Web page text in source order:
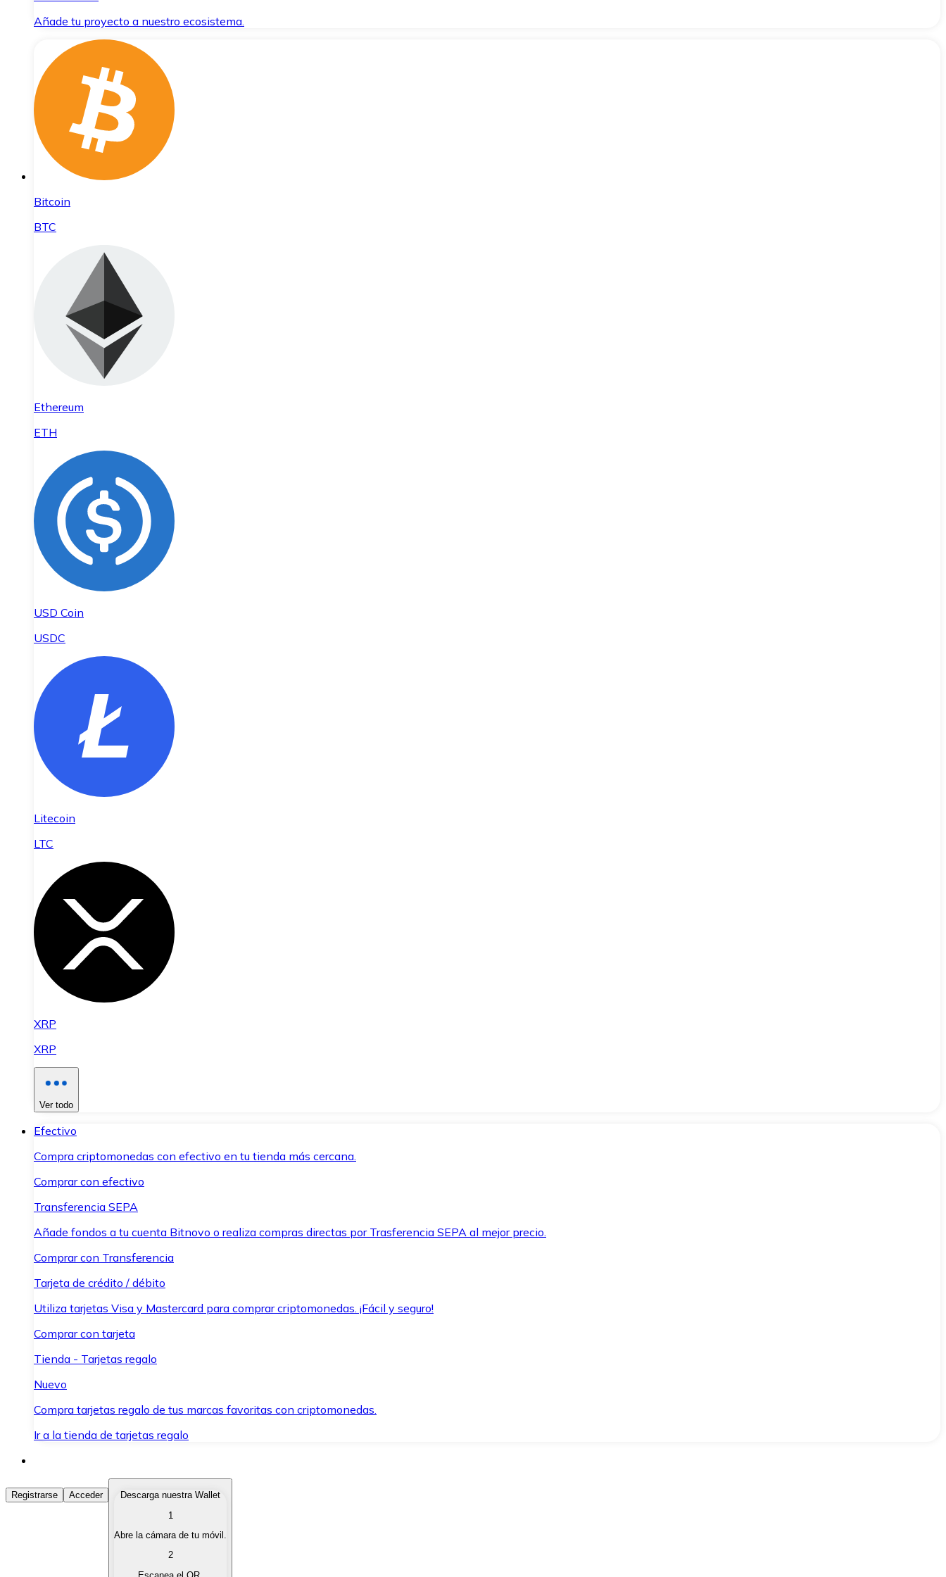
Añade tu proyecto a nuestro ecosistema.
Bitcoin
BTC
Ethereum
ETH
USD Coin
USDC
Litecoin
LTC
XRP
XRP
Ver todo
Efectivo
Compra criptomonedas con efectivo en tu tienda más cercana.
Comprar con efectivo
Transferencia SEPA
Añade fondos a tu cuenta Bitnovo o realiza compras directas por Trasferencia SEPA al mejor precio.
Comprar con Transferencia
Tarjeta de crédito / débito
Utiliza tarjetas Visa y Mastercard para comprar criptomonedas. ¡Fácil y seguro!
Comprar con tarjeta
Tienda - Tarjetas regalo
Nuevo
Compra tarjetas regalo de tus marcas favoritas con criptomonedas.
Ir a la tienda de tarjetas regalo
Comprar Criptomonedas
Compra criptomonedas con diferentes métodos de pago.
Vende tus criptomonedas de forma rápida y segura.
Registrarse Acceder
Descarga nuestra Wallet
1
Abre la cámara de tu móvil.
2